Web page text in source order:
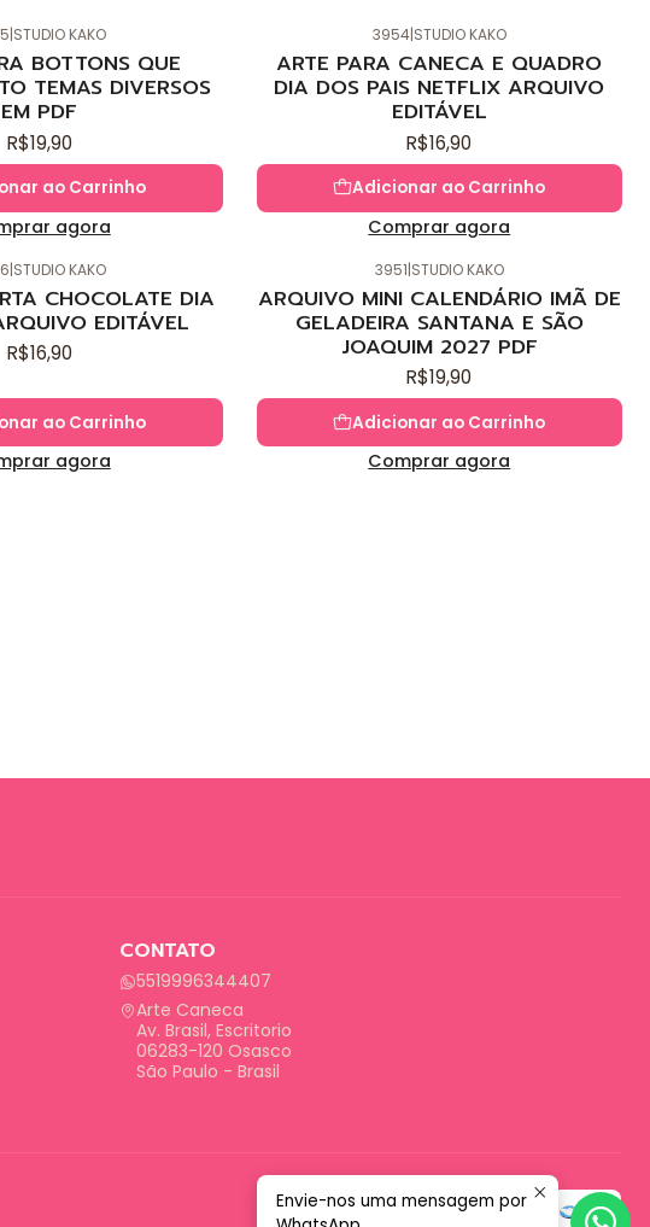
|STUDIO KAKO
BOTTONS QUE
TEMAS DIVERSOS
EM PDF
R$19,90
ao Carrinho
agora
3954|STUDIO KAKO
ARTE PARA CANECA E QUADRO
DIA DOS PAIS NETFLIX ARQUIVO
EDITÁVEL
R$16,90
Adicionar ao Carrinho
Comprar agora
|STUDIO KAKO
CHOCOLATE DIA
EDITÁVEL
R$16,90
ao Carrinho
agora
3951|STUDIO KAKO
ARQUIVO MINI CALENDÁRIO IMÃ DE
GELADEIRA SANTANA E SÃO
JOAQUIM 2027 PDF
R$19,90
Adicionar ao Carrinho
Comprar agora
CONTATO
5519996344407
Arte Caneca
Av. Brasil, Escritorio
06283-120 Osasco
São Paulo - Brasil
Envie-nos uma mensagem por